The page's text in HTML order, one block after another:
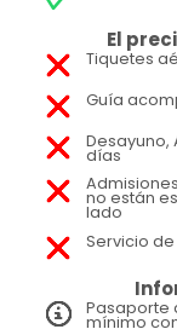
El
Tiquetes
Guía
Desayuno,
días
no están
lado
Servicio
Pasaporte
mínimo